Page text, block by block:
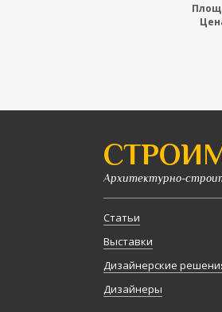
Архитектурно-
Статьи
Выставки
Дизайнерские
Дизайнеры